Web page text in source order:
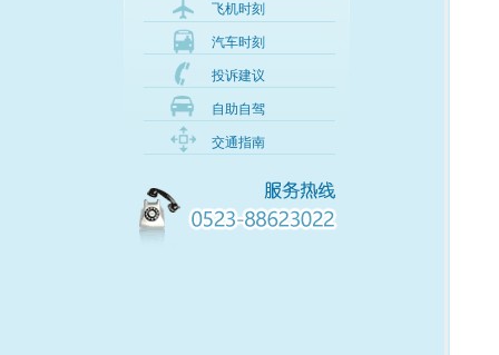
飞机时刻
汽车时刻
投诉建议
自助自驾
交通指南